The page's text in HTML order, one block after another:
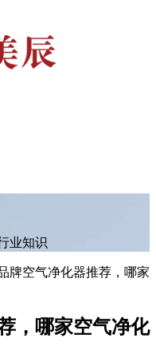
业知识
牌空气净化器推荐，哪家
，哪家空气净化